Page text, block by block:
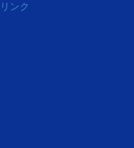
リンク